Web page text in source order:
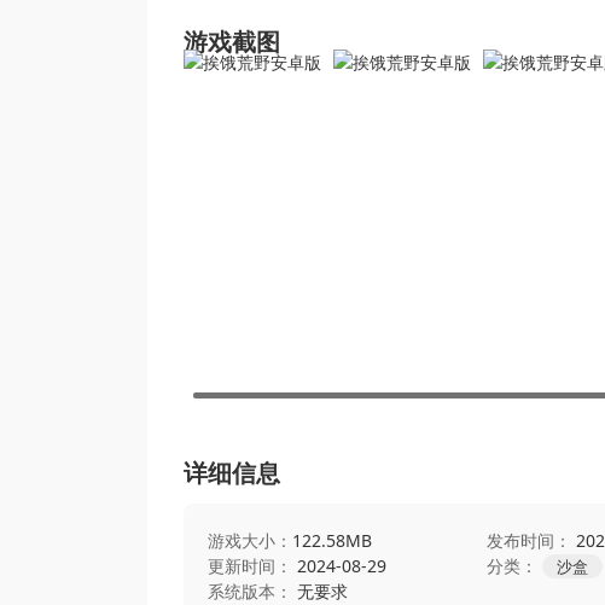
游戏截图
详细信息
游戏大小： 122.58MB 发布时间：
更新时间： 2024-08-29 分类： 沙盒
系统版本： 无要求